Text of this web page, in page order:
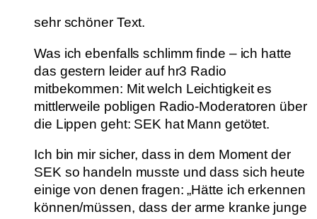
sehr schöner Text.
Was ich ebenfalls schlimm finde – ich hatte
das gestern leider auf hr3 Radio
mitbekommen: Mit welch Leichtigkeit es
mittlerweile pobligen Radio-Moderatoren über
die Lippen geht: SEK hat Mann getötet.
Ich bin mir sicher, dass in dem Moment der
SEK so handeln musste und dass sich heute
einige von denen fragen: „Hätte ich erkennen
können/müssen, dass der arme kranke junge